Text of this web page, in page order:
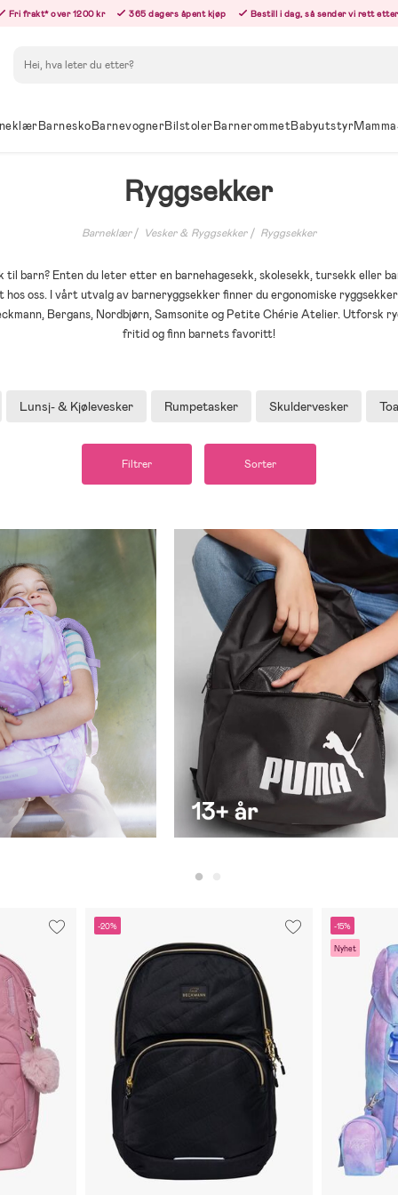
Fri frakt* over 1200 kr 365 dagers åpent kjøp Bestill i dag, så sender vi rett
BarneskoBarnevognerBilstolerBarnerommetBabyutstyrMamma
Ryggsekker
Barneklær Vesker & Ryggsekker Ryggsekker
til barn? Enten du leter etter en barnehagesekk, skolesekk, tursekk eller
oss. I vårt utvalg av barneryggsekker finner du ergonomiske
Bergans, Nordbjørn, Samsonite og Petite Chérie Atelier. Utforsk
fritid og finn barnets favoritt!
Lunsj- & Kjølevesker Rumpetasker Skuldervesker
Filtrer Sorter
-20% -15%
Nyhet